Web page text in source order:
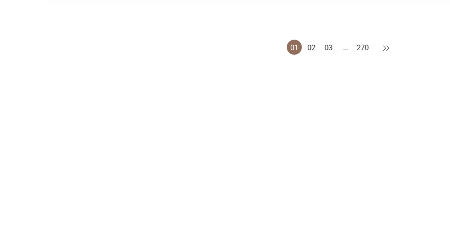
01 02 03 … 270 下一頁